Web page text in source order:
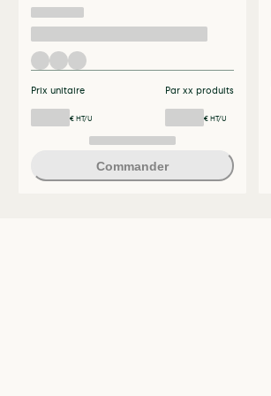
Prix unitaire
€ HT/U
Par xx produits
€ HT/U
Commander